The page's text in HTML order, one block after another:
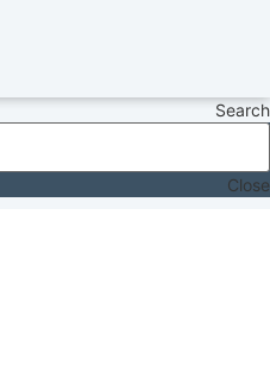
Search
Close